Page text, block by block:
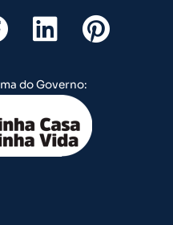
L
i
n
k
e
d
P
i
do Governo: